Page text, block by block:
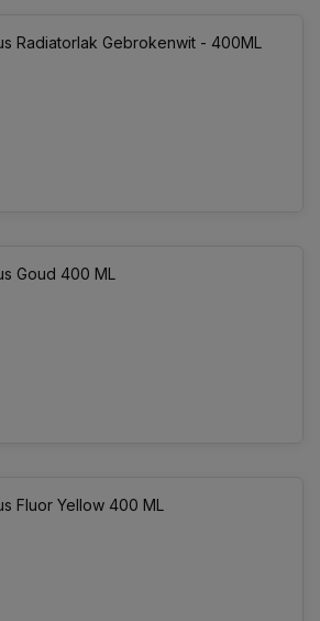
Radiatorlak Gebrokenwit - 400ML
Goud 400 ML
Fluor Yellow 400 ML